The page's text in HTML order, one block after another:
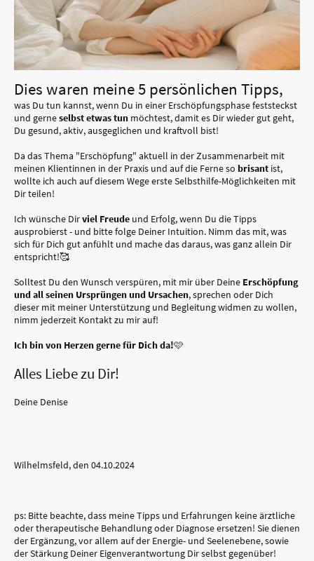
Dies waren meine 5 persönlichen Tipps,
was Du tun kannst, wenn Du in einer Erschöpfungsphase feststeckst
und gerneselbst etwas tun möchtest, damit es Dir wieder gut geht,
Du gesund, aktiv, ausgeglichen und kraftvoll bist!
Da das Thema "Erschöpfung" aktuell in der Zusammenarbeit mit
meinen Klientinnen in der Praxis und auf die Ferne so brisant ist,
wollte ich auch auf diesem Wege erste Selbsthilfe-Möglichkeiten mit
Dir teilen!
Ich wünsche Dirviel Freude und Erfolg, wenn Du die Tipps
ausprobierst - und bitte folge Deiner Intuition. Nimm das mit, was
sich für Dich gut anfühlt und mache das daraus, was ganz allein Dir
entspricht!🥰
Solltest Du den Wunsch verspüren, mit mir über Deine Erschöpfung
und all seinen Ursprüngen und Ursachen, sprechen oder Dich
dieser mit meiner Unterstützung und Begleitung widmen zu wollen,
nimm jederzeit Kontakt zu mir auf!
Ich bin von Herzen gerne für Dich da!🩷
Alles Liebe zu Dir!
Deine Denise
Wilhelmsfeld, den 04.10.2024
ps: Bitte beachte, dass meine Tipps und Erfahrungen keine ärztliche
oder therapeutische Behandlung oder Diagnose ersetzen! Sie dienen
der Ergänzung, vor allem auf der Energie- und Seelenebene, sowie
der Stärkung Deiner Eigenverantwortung Dir selbst gegenüber!